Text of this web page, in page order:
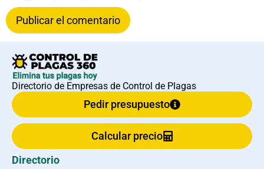
Directorio de Empresas de Control de Plagas
Pedir presupuesto
Calcular precio
Directorio